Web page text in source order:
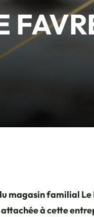
magasin familial Le
à cette